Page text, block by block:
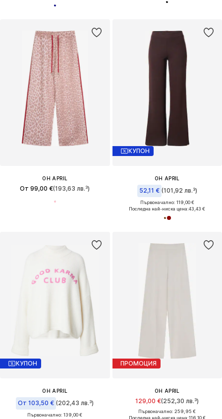
OH APRIL
От 99,00 €(193,63 лв.³)
КУПОН
OH APRIL
52,11 € (101,92 лв.³)
Първоначално: 119,00 €
Последна най-ниска цена:43,43 €
КУПОН
OH APRIL
От 103,50 € (202,43 лв.³)
Първоначално: 139,00 €
ПРОМОЦИЯ
OH APRIL
129,00 €(252,30 лв.³)
Първоначално: 259,95 €
Последна най-ниска цена:116,10 €